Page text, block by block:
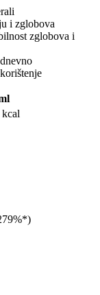
i zglobova
zglobova i
kcal